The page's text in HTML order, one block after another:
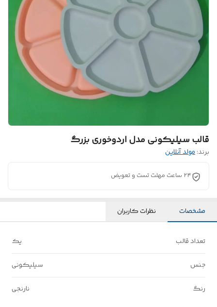
قالب سیلیکونی مدل اردوخوری بزرگ
برند:مولد آنلاین
۲۴ ساعت مهلت تست و تعویض
مشخصات نظرات کاربران
تعداد قالب یک
جنس سیلیکونی
رنگ نارنجی